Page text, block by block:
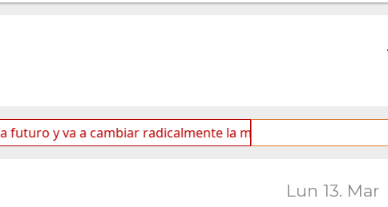
a cambiar radicalmente la matriz energética de Ushuaia”
Lun 13. Mar